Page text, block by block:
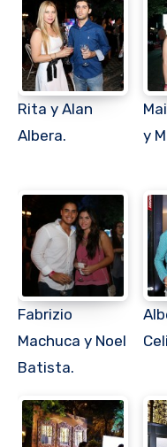
Rita y Alan
Albera.
y
Fabrizio
Machuca y Noel
Batista.